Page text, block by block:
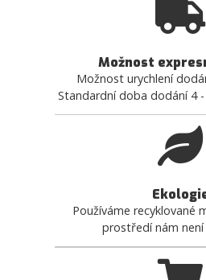
Možnost
Možnost urychlení
Standardní doba dodání 4
Používáme recyklované
prostředí nám není